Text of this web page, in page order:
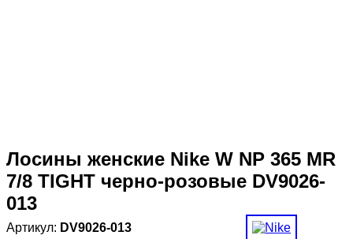
Лосины женские Nike W NP 365 MR
7/8 TIGHT черно-розовые DV9026-
013
DV9026-013